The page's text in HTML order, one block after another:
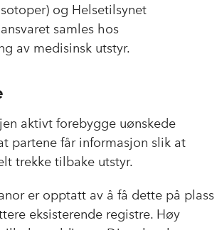
og Helsetilsynet
samles hos
av medisinsk utstyr.
aktivt forebygge uønskede
partene får informasjon slik at
trekke tilbake utstyr.
er opptatt av å få dette på plass
eksisterende registre. Høy